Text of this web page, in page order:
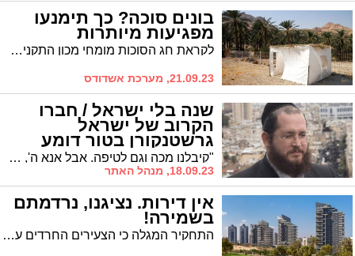
בונים סוכה? כך תימנעו
מפגיעות מיותרות
לקראת חג הסוכות מומחי מכון התקנים מציגים טיפים בטיחותיים לבניית הסוכה
21.09.23, מערכת אשדודס
שנה בלי ישראל / חברו
הקרוב של ישראל
גרשטנקורן בטור דומע
"קיבלנו מכה וגם לטיפה. אבל אנא ה', תן לנו רק לטיפות", חבירו הקרוב של ישראל גרשטנקורן שנפטר אשתקד, מתגעגע
18.09.23, מנהל האתר
אין דירות. נציגנו, נרדמתם
בשמירה!
התחקיר המגלה כי הצעירים החרדים עוזבים את העיר, מעלה עמו מסקנות עגומות. הנציגים החרדיים בזירה הארצית והמקומית, כך נראה, נרדמו בשמירה כאשר דווקא בנושא האקוטי ביותר מבחינתו של הציבור הם לא הביאו כל בשורה. קריאת השכמה של קורא כאוב